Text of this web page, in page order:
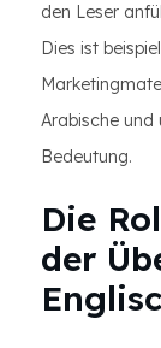
den Leser
Dies ist
Arabische und
Bedeutung.
Die
der